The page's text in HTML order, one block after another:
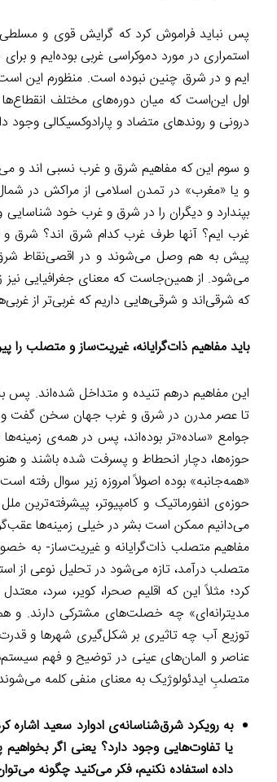
پس نباید فراموش کرد که گرایش قوی و مسلطی
استمراری در مورد دموکراسی غربی بوده‌ایم و
ایم و در شرق چنین نبوده است. منظورم این است
اول این‌است که میان دوره‌های مختلف
درونی و روندهای متضاد و پارادوکسیکالی وجود
و سوم این که مفاهیم شرق و غرب نسبی اند و
و یا «مغرب» در تمدن اسلامی از مراکش در شمال
بپندارد و دیگران را در شرق و غرب خود
غرب ایم؟ آنها طرف غرب کدام شرق اند؟ شرق و
پیش به هم وصل می‌شوند و در اقصی‌نقاط شرق
می‌شود. از همین‌جاست که معنای جغرافیایی نیز
که شرقی‌اند و شرقی‌هایی داریم که غربی‌تر از
باید مفاهیم ذات‌گرایانه، غیریت‌ساز و متصلب را
این مفاهیم درهم تنیده و متداخل شده‌اند. پس
تا عصر مدرن در شرق و غرب جهان سخن گفت و
جوامع «ساده«تر بوده‌اند، پس در همه‌ی
حوزه‌ها، دچار انحطاط و پسرفت شده باشند و
«همه‌جانبه» بوده اصولاً امروزه زیر سوال رفته
حوزه‌ی انفورماتیک و کامپیوتر،
می‌دانیم ممکن است بشر در خیلی زمینه‌ها
مفاهیم متصلب ذات‌گرایانه و غیریت‌ساز- به
متصلب درآمد، تازه می‌شود در تحلیل نوعی از
کرد؛ مثلاً این که اقلیم صحرا، کویر، سرد،
مدیترانه‌ای» چه خصلت‌های مشترکی دارند. و
توزیع آب چه تاثیری بر شکل‌گیری شهرها و
عناصر و المان‌های عینی در توضیح و فهم
متصلبِ ایدئولوژیک به معنای منفی کلمه
یا تفاوت‌هایی وجود دارد؟ یعنی اگر بخواهیم
داده استفاده نکنیم، فکر می‌کنید چگونه